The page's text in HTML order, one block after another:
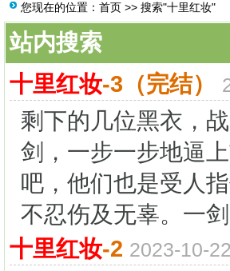
您现在的位置： 首页 >> 搜索"十里红妆"
站内搜索
十里红妆-3（完结）
剩下的几位黑衣，
剑，一步一步地逼
吧，他们也是受人
不忍伤及无辜。一
十里红妆-2 2023-10-